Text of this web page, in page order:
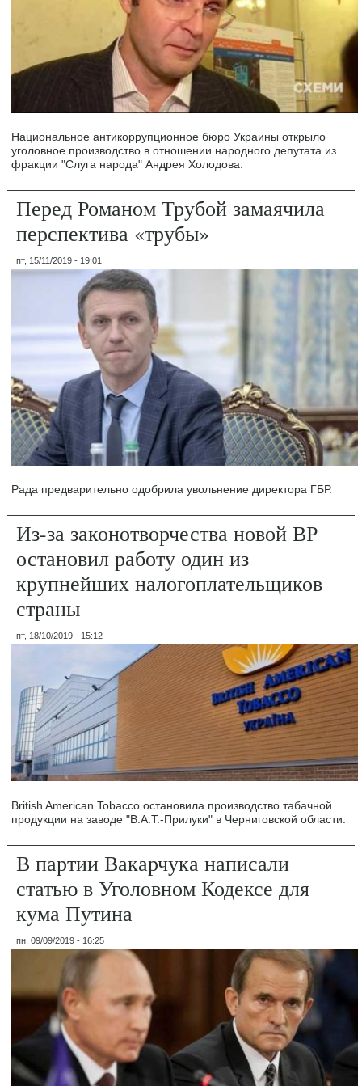
Национальное антикоррупционное бюро Украины открыло
уголовное производство в отношении народного депутата из
фракции "Слуга народа" Андрея Холодова.
Перед Романом Трубой замаячила
перспектива «трубы»
пт, 15/11/2019 - 19:01
Рада предварительно одобрила увольнение директора ГБР.
Из-за законотворчества новой ВР
остановил работу один из
крупнейших налогоплательщиков
страны
пт, 18/10/2019 - 15:12
British American Tobacco остановила производство табачной
продукции на заводе "В.А.Т.-Прилуки" в Черниговской области.
В партии Вакарчука написали
статью в Уголовном Кодексе для
кума Путина
пн, 09/09/2019 - 16:25